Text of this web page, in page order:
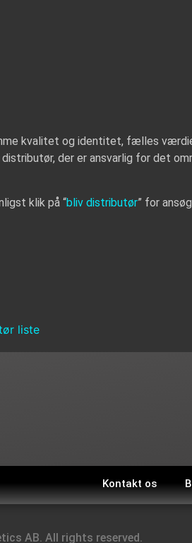
kvalitet og identitet, fælles
der er ansvarlig for det
klik på “bliv distributør” for
liste
Kontakt os
AB. All rights reserved.